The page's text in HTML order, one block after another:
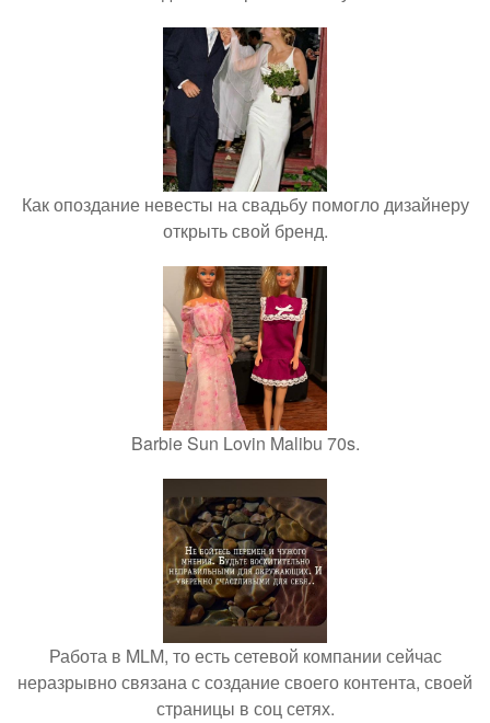
Как опоздание невесты на свадьбу помогло дизайнеру
открыть свой бренд.
Barbie Sun Lovin Malibu 70s.
Работа в MLM, то есть сетевой компании сейчас
неразрывно связана с создание своего контента, своей
страницы в соц сетях.